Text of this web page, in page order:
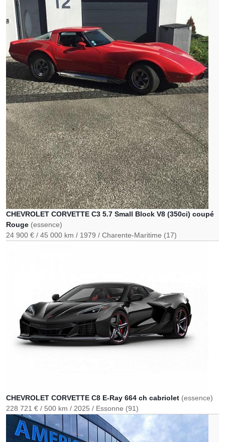
CHEVROLET CORVETTE C3 5.7 Small Block V8 (350ci) coupé
Rouge (essence)
24 900 €
45 000 km 1979 Charente-Maritime (17)
CHEVROLET CORVETTE C8 E-Ray 664 ch cabriolet (essence)
228 721 €
500 km 2025 Essonne (91)